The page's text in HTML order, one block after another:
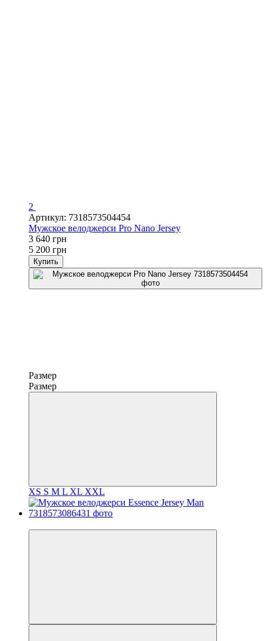
2
Артикул: 7318573504454
Мужское велоджерси Pro Nano Jersey
3 640 грн
5 200 грн
Купить
Размер
Размер
XS S M L XL XXL